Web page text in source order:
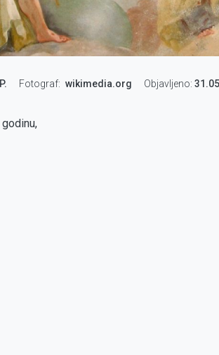
Fotograf wikimedia.org Objavljeno: